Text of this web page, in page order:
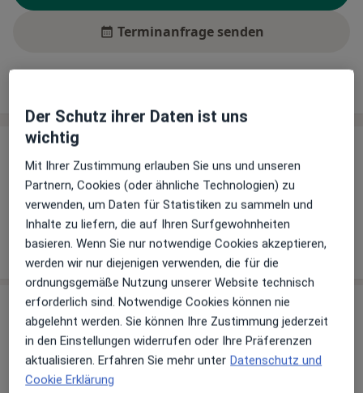
Terminanfrage senden
Keine Informationen über Leistungen und Kosten
Auf diesem Profil wurden noch keine Informationen
über Leistungen hinzugefügt.
Sind Sie Dr. med. Kurt Erdt? Arzt-Info
Hinterlegen Sie kostenlos ein Portraitbild, Ihre
Der Schutz ihrer Daten ist uns
wichtig
Mit Ihrer Zustimmung erlauben Sie uns und unseren
Partnern, Cookies (oder ähnliche Technologien) zu
verwenden, um Daten für Statistiken zu sammeln und
Inhalte zu liefern, die auf Ihren Surfgewohnheiten
basieren. Wenn Sie nur notwendige Cookies akzeptieren,
werden wir nur diejenigen verwenden, die für die
ordnungsgemäße Nutzung unserer Website technisch
erforderlich sind. Notwendige Cookies können nie
abgelehnt werden. Sie können Ihre Zustimmung jederzeit
in den Einstellungen widerrufen oder Ihre Präferenzen
aktualisieren. Erfahren Sie mehr unter Datenschutz und
Cookie Erklärung